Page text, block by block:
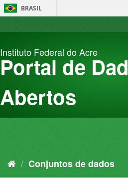
Pular
para
BRASIL
Instituto Federal do Acre
Portal de
Abertos
Conjuntos de dados